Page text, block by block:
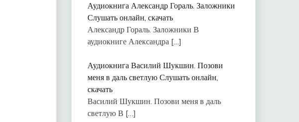
Аудиокнига Александр Гораль. Заложники
Слушать онлайн, скачать
Александр Гораль. Заложники В
аудиокниге Александра […]
Аудиокнига Василий Шукшин. Позови
меня в даль светлую Слушать онлайн,
скачать
Василий Шукшин. Позови меня в даль
светлую В […]